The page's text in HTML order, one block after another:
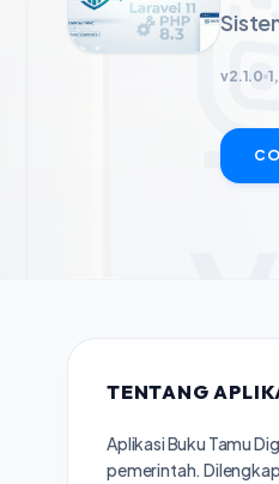
v2.1.0
TENTANG
Aplikasi Buku Tamu
pemerintah.